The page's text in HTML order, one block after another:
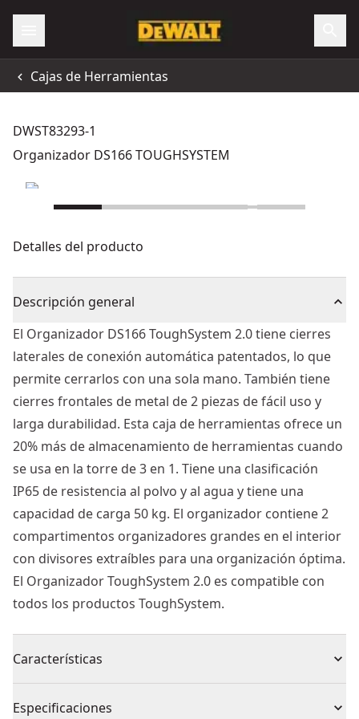
Cajas de Herramientas
DWST83293-1
Organizador DS166 TOUGHSYSTEM
Detalles del producto
Descripción general
El Organizador DS166 ToughSystem 2.0 tiene cierres
laterales de conexión automática patentados, lo que
permite cerrarlos con una sola mano. También tiene
cierres frontales de metal de 2 piezas de fácil uso y
larga durabilidad. Esta caja de herramientas ofrece un
20% más de almacenamiento de herramientas cuando
se usa en la torre de 3 en 1. Tiene una clasificación
IP65 de resistencia al polvo y al agua y tiene una
capacidad de carga 50 kg. El organizador contiene 2
compartimentos organizadores grandes en el interior
con divisores extraíbles para una organización óptima.
El Organizador ToughSystem 2.0 es compatible con
todos los productos ToughSystem.
Características
Especificaciones